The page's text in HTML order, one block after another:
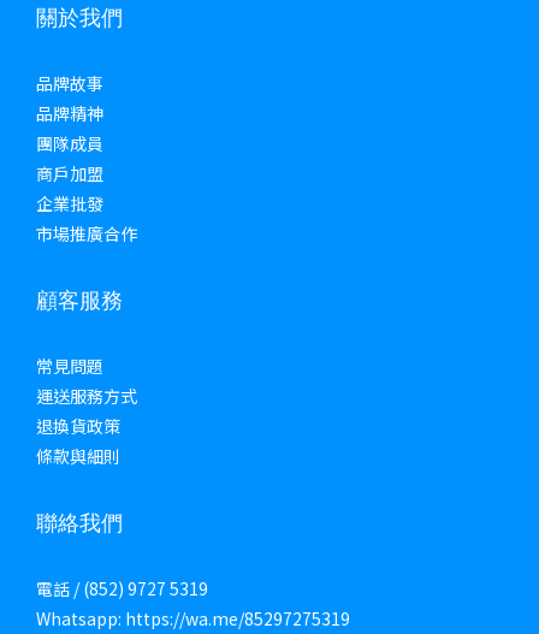
關於我們
品牌故事
品牌精神
團隊成員
商戶加盟
企業批發
市場推廣合作
顧客服務
常見問題
運送服務方式
退換貨政策
條款與細則
聯絡我們
電話 / (852) 9727 5319
Whatsapp: https://wa.me/85297275319